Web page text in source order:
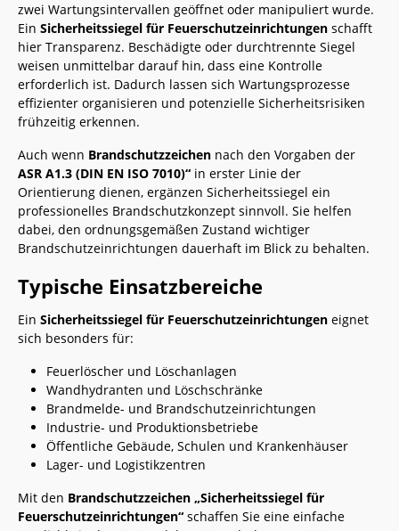
zwei Wartungsintervallen geöffnet oder manipuliert wurde.
Ein Sicherheitssiegel für Feuerschutzeinrichtungen schafft
hier Transparenz. Beschädigte oder durchtrennte Siegel
weisen unmittelbar darauf hin, dass eine Kontrolle
erforderlich ist. Dadurch lassen sich Wartungsprozesse
effizienter organisieren und potenzielle Sicherheitsrisiken
frühzeitig erkennen.
Auch wenn Brandschutzzeichen nach den Vorgaben der
ASR A1.3 (DIN EN ISO 7010)“ in erster Linie der
Orientierung dienen, ergänzen Sicherheitssiegel ein
professionelles Brandschutzkonzept sinnvoll. Sie helfen
dabei, den ordnungsgemäßen Zustand wichtiger
Brandschutzeinrichtungen dauerhaft im Blick zu behalten.
Typische Einsatzbereiche
Ein Sicherheitssiegel für Feuerschutzeinrichtungen eignet
sich besonders für:
Feuerlöscher und Löschanlagen
Wandhydranten und Löschschränke
Brandmelde- und Brandschutzeinrichtungen
Industrie- und Produktionsbetriebe
Öffentliche Gebäude, Schulen und Krankenhäuser
Lager- und Logistikzentren
Mit den Brandschutzzeichen „Sicherheitssiegel für
Feuerschutzeinrichtungen“ schaffen Sie eine einfache